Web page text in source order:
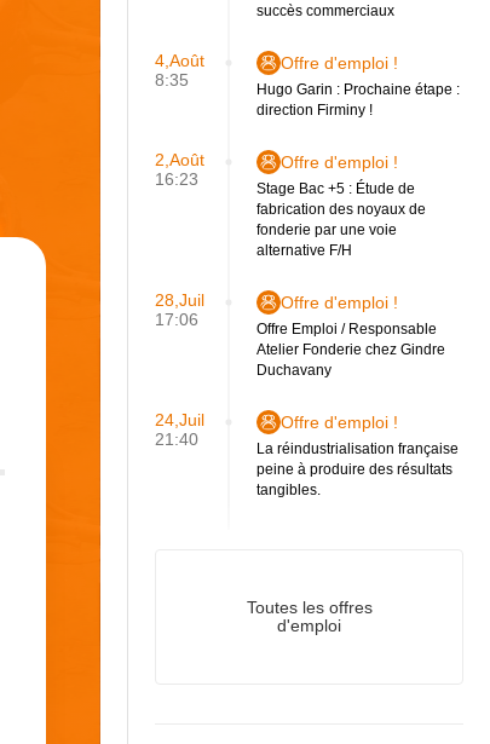
succès commerciaux
4,Août
8:35
Offre d'emploi !
Hugo Garin : Prochaine étape :
direction Firminy !
2,Août
16:23
Offre d'emploi !
Stage Bac +5 : Étude de
fabrication des noyaux de
fonderie par une voie
alternative F/H
28,Juil
17:06
Offre d'emploi !
Offre Emploi / Responsable
Atelier Fonderie chez Gindre
Duchavany
24,Juil
21:40
Offre d'emploi !
La réindustrialisation française
peine à produire des résultats
tangibles.
Toutes les offres
d'emploi